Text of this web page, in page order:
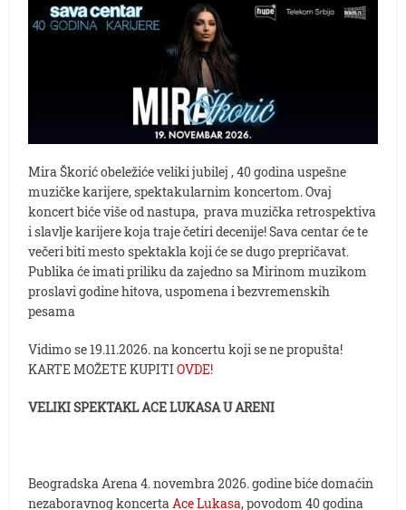
Mira Škorić obeležiće veliki jubilej , 40 godina uspešne
muzičke karijere, spektakularnim koncertom. Ovaj
koncert biće više od nastupa, prava muzička retrospektiva
i slavlje karijere koja traje četiri decenije! Sava centar će te
večeri biti mesto spektakla koji će se dugo prepričavat.
Publika će imati priliku da zajedno sa Mirinom muzikom
proslavi godine hitova, uspomena i bezvremenskih
pesama
Vidimo se 19.11.2026. na koncertu koji se ne propušta!
KARTE MOŽETE KUPITIOVDE!
VELIKI SPEKTAKL ACE LUKASA U ARENI
Beogradska Arena 4. novembra 2026. godine biće domaćin
nezaboravnog koncertaAce Lukasa, povodom 40 godina